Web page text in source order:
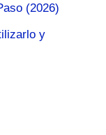
(2026)
y